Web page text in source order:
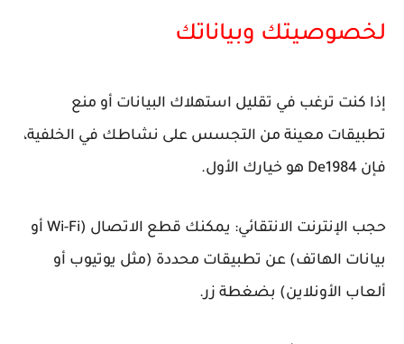
لخصوصيتك وبياناتك
إذا كنت ترغب في تقليل استهلاك البيانات أو منع
تطبيقات معينة من التجسس على نشاطك في الخلفية،
فإن De1984 هو خيارك الأول.
حجب الإنترنت الانتقائي: يمكنك قطع الاتصال (Wi-Fi أو
بيانات الهاتف) عن تطبيقات محددة (مثل يوتيوب أو
ألعاب الأونلاين) بضغطة زر.